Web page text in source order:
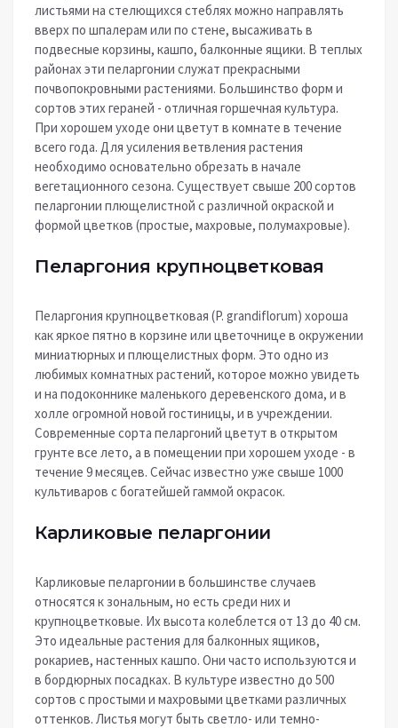
листьями на стелющихся стеблях можно направлять
вверх по шпалерам или по стене, высаживать в
подвесные корзины, кашпо, балконные ящики. В теплых
районах эти пеларгонии служат прекрасными
почвопокровными растениями. Большинство форм и
сортов этих гераней - отличная горшечная культура.
При хорошем уходе они цветут в комнате в течение
всего года. Для усиления ветвления растения
необходимо основательно обрезать в начале
вегетационного сезона. Существует свыше 200 сортов
пеларгонии плющелистной с различной окраской и
формой цветков (простые, махровые, полумахровые).
Пеларгония крупноцветковая
Пеларгония крупноцветковая (P. grandiflorum) хороша
как яркое пятно в корзине или цветочнице в окружении
миниатюрных и плющелистных форм. Это одно из
любимых комнатных растений, которое можно увидеть
и на подоконнике маленького деревенского дома, и в
холле огромной новой гостиницы, и в учреждении.
Современные сорта пеларгоний цветут в открытом
грунте все лето, а в помещении при хорошем уходе - в
течение 9 месяцев. Сейчас известно уже свыше 1000
культиваров с богатейшей гаммой окрасок.
Карликовые пеларгонии
Карликовые пеларгонии в большинстве случаев
относятся к зональным, но есть среди них и
крупноцветковые. Их высота колеблется от 13 до 40 см.
Это идеальные растения для балконных ящиков,
рокариев, настенных кашпо. Они часто используются и
в бордюрных посадках. В культуре известно до 500
сортов с простыми и махровыми цветками различных
оттенков. Листья могут быть светло- или темно-